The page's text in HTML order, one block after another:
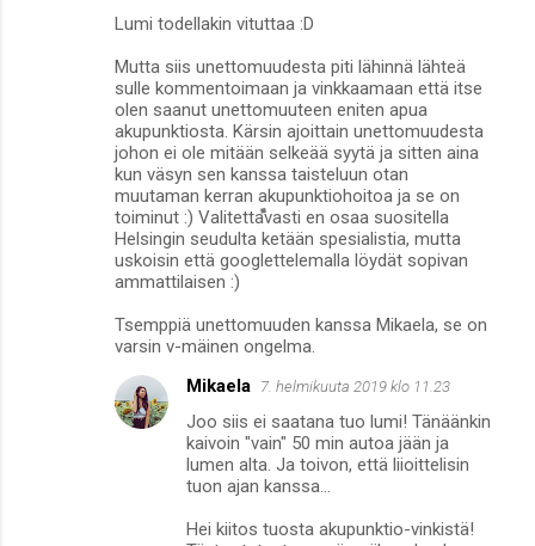
Lumi todellakin vituttaa :D
Mutta siis unettomuudesta piti lähinnä lähteä
sulle kommentoimaan ja vinkkaamaan että itse
olen saanut unettomuuteen eniten apua
akupunktiosta. Kärsin ajoittain unettomuudesta
johon ei ole mitään selkeää syytä ja sitten aina
kun väsyn sen kanssa taisteluun otan
muutaman kerran akupunktiohoitoa ja se on
toiminut :) Valitettavasti en osaa suositella
Helsingin seudulta ketään spesialistia, mutta
uskoisin että googlettelemalla löydät sopivan
ammattilaisen :)
Tsemppiä unettomuuden kanssa Mikaela, se on
varsin v-mäinen ongelma.
Mikaela 7. helmikuuta 2019 klo 11.23
Joo siis ei saatana tuo lumi! Tänäänkin
kaivoin "vain" 50 min autoa jään ja
lumen alta. Ja toivon, että liioittelisin
tuon ajan kanssa...
Hei kiitos tuosta akupunktio-vinkistä!